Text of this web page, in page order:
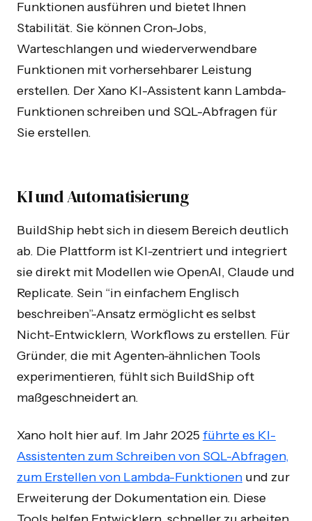
Funktionen ausführen und bietet Ihnen
Stabilität. Sie können Cron-Jobs,
Warteschlangen und wiederverwendbare
Funktionen mit vorhersehbarer Leistung
erstellen. Der Xano KI-Assistent kann Lambda-
Funktionen schreiben und SQL-Abfragen für
Sie erstellen.
KI und Automatisierung
BuildShip hebt sich in diesem Bereich deutlich
ab. Die Plattform ist KI-zentriert und integriert
sie direkt mit Modellen wie OpenAI, Claude und
Replicate. Sein “in einfachem Englisch
beschreiben”-Ansatz ermöglicht es selbst
Nicht-Entwicklern, Workflows zu erstellen. Für
Gründer, die mit Agenten-ähnlichen Tools
experimentieren, fühlt sich BuildShip oft
maßgeschneidert an.
Xano holt hier auf. Im Jahr 2025 führte es KI-
Assistenten zum Schreiben von SQL-Abfragen,
zum Erstellen von Lambda-Funktionen und zur
Erweiterung der Dokumentation ein. Diese